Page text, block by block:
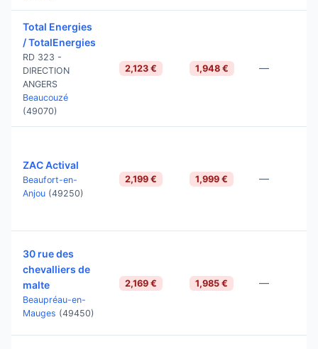
Total Energies
/ TotalEnergies
RD 323 -
DIRECTION
ANGERS
Beaucouzé
(49070)
2,123 € 1,948 € —
ZAC Actival
Beaufort-en-
Anjou (49250)
2,199 € 1,999 € —
30 rue des
chevalliers de
malte
Beaupréau-en-
Mauges (49450)
2,169 € 1,985 € —